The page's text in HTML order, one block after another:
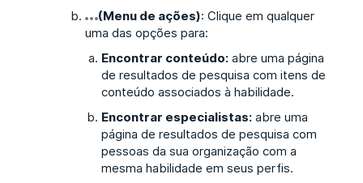
(Menu de ações): Clique em qualquer
uma das opções para:
Encontrar conteúdo:abre uma página
de resultados de pesquisa com itens de
conteúdo associados à habilidade.
Encontrar especialistas:abre uma
página de resultados de pesquisa com
pessoas da sua organização com a
mesma habilidade em seus perfis.